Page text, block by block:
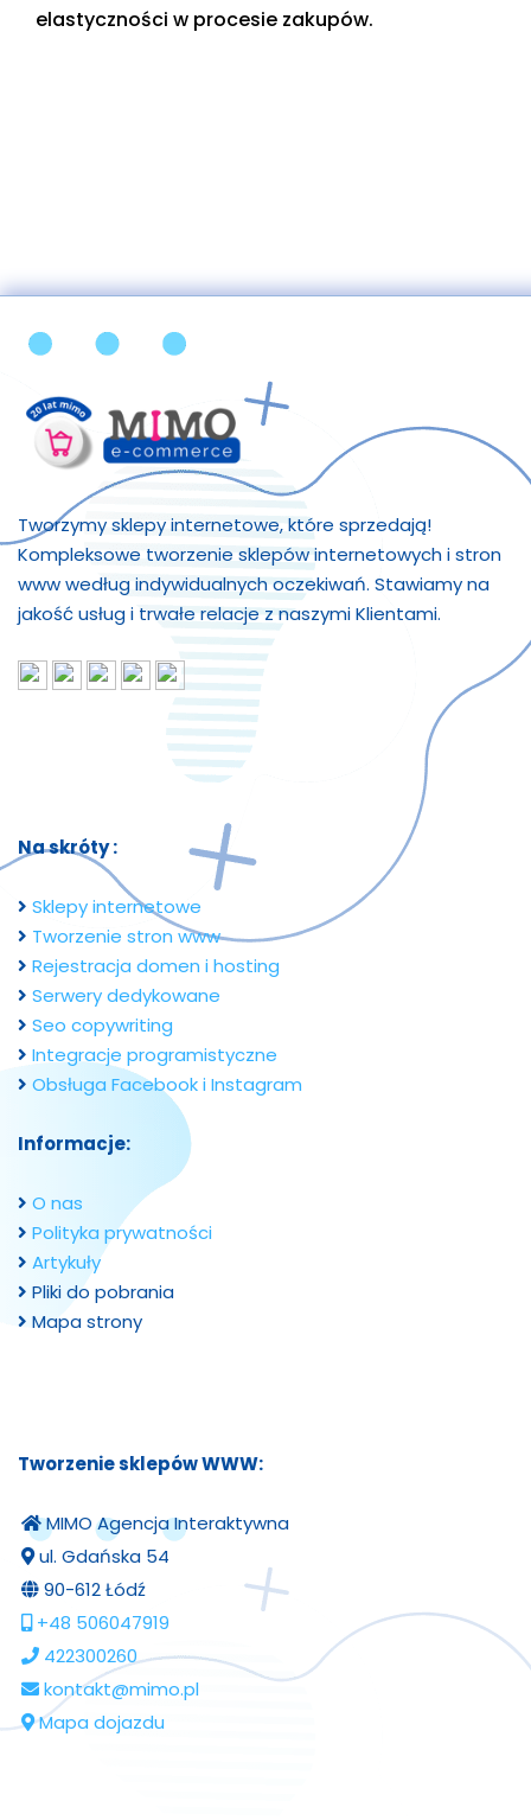
elastyczności w procesie zakupów.
Tworzymy sklepy internetowe, które sprzedają!
Kompleksowe tworzenie sklepów internetowych i stron
www według indywidualnych oczekiwań. Stawiamy na
jakość usług i trwałe relacje z naszymi Klientami.
Na skróty :
Sklepy internetowe
Tworzenie stron www
Rejestracja domen i hosting
Serwery dedykowane
Seo copywriting
Integracje programistyczne
Obsługa Facebook i Instagram
Informacje:
O nas
Polityka prywatności
Artykuły
Pliki do pobrania
Mapa strony
Tworzenie sklepów WWW:
MIMO Agencja Interaktywna
ul. Gdańska 54
90-612 Łódź
+48 506047919
422300260
kontakt@mimo.pl
Mapa dojazdu